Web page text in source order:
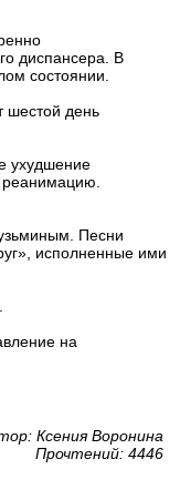
диспансера. В
состоянии.
шестой день
ухудшение
Песни
исполненные ими
на
Ксения Воронина
Прочтений: 4446